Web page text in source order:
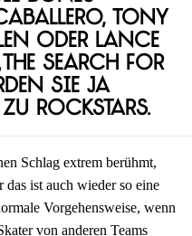
Tony
oder Lance
Search for
sie ja
Rockstars.
Schlag extrem berühmt,
ist auch wieder so eine
Vorgehensweise, wenn
von anderen Teams